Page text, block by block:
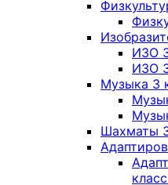
ИЗО
ИЗО
Музыка 3
Шахматы